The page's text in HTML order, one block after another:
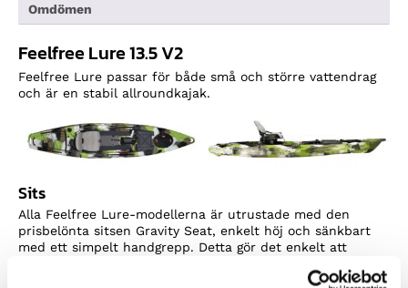
Omdömen
Feelfree Lure 13.5 V2
Feelfree Lure passar för både små och större vattendrag
och är en stabil allroundkajak.
Sits
Alla Feelfree Lure-modellerna är utrustade med den
prisbelönta sitsen Gravity Seat, enkelt höj och sänkbart
med ett simpelt handgrepp. Detta gör det enkelt att
stående fiske. Det är också enkelt att ta loss sätet och ta